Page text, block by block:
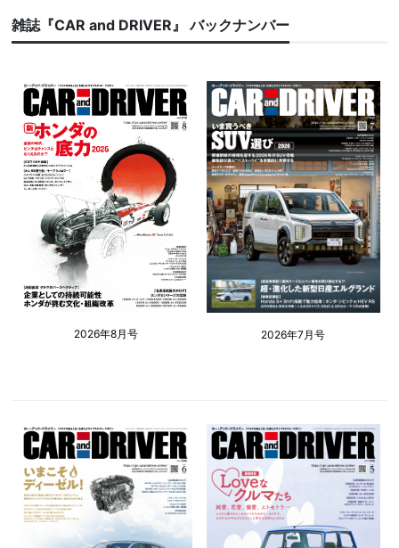
雑誌『CAR and DRIVER』 バックナンバー
2026年8月号 2026年7月号